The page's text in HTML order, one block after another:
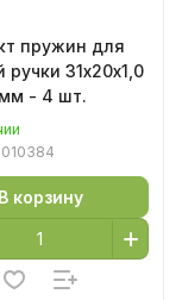
пружин для
ручки 31х20х1,0
мм - 4 шт.
В корзину